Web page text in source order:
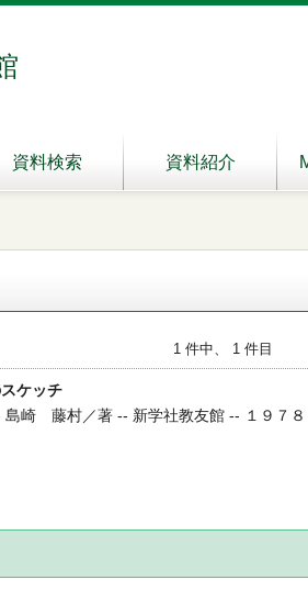
資料検索 資料紹介
1 件中、 1 件目
ケッチ
島崎 藤村／著 -- 新学社教友館 -- １９７